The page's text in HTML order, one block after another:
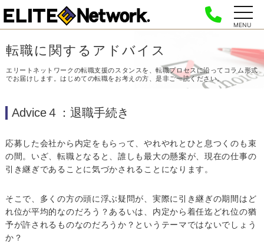
MENU
転職に関するアドバイス
エリートネットワークの転職支援のスタンスを、転職プロセスに沿って コラム形式
でお届けします。はじめての転職をお考えの方、是非ご一読ください。
Advice４：退職手続き
応募した会社から内定をもらって、やれやれとひと息つくのも束
の間。いざ、転職となると、誰しも最大の懸案が、現在の仕事の
引き継ぎであることに気づかされることになります。
そこで、多くの方の頭に浮ぶ疑問が、実際に引き継ぎの期間はど
れ位が平均的なのだろう？あるいは、内定から着任迄どれ位の猶
予が許されるものなのだろうか？というテーマではないでしょう
か？